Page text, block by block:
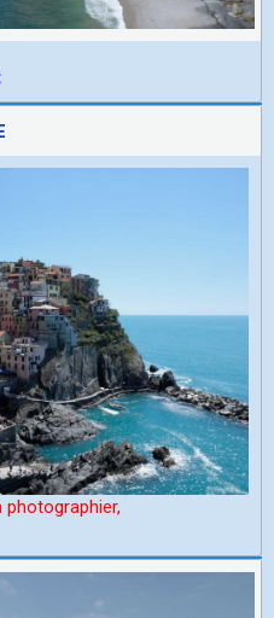
photographier,